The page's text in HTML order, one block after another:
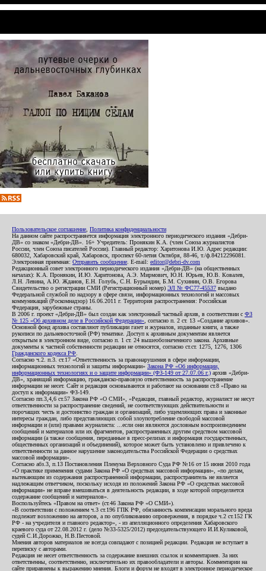
Пользовательское соглашение Политика конфиденциальности
На данном сайте распространяется информация электронного периодического издания «Дебри-
ДВ» со знаком «Дебри-ДВ». 16+ Учредитель: Пронякин К.А. (член Союза журналистов
России, член Союза писателей России). Главный редактор: Харитонова И.Ю. Адрес редакции:
680032, Хабаровский край, Хабаровск, проспект 60-летия Октября, 88-46, т./ф.84212296081.
Электронная приемная: Отправить сообщение . E-mail: editor@debri-dv.com
Редакционный совет электронного периодического издания «Дебри-ДВ» (на общественных
началах): К.А. Пронякин, И.Ю. Харитонова, А.Э. Мирмович, Ю.Н. Юрьев, Ю.В. Ковалев,
Л.Н. Левина, А.Ю. Жданов, Е.Н. Голубь, С.Н. Бурындин, Б.М. Сухинин, О.В. Егорова
Свидетельство о регистрации СМИ (Регистрационный номер) ЭЛ № ФС77-45537 выдано
Федеральной службой по надзору в сфере связи, информационных технологий и массовых
коммуникаций (Роскомнадзор) 16.06.2011 г. Территория распространения: Российская
Федерация, зарубежные страны.
В 2006 г. проект «Дебри-ДВ» был создан как электронный частный архив, в соответствии с ФЗ
№ 125 «Об архивном деле в Российской Федерации» , согласно п. 2 ст. 13 «Создание архивов».
Основной фонд архива составляют публикации газет и журналов, изданные книги, а также
рукописи по дальневосточной (РФ) тематике. Доступ к архивным документам является
открытым в электронном виде, согласно п. 1 ст. 24 вышеобозначенного закона. Архивные
документы к частной собственности редакции не относятся, согласно ст.ст. 1275, 1276, 1306
Гражданского кодекса РФ
Согласно ч.2. п.3. ст.17 «Ответственность за правонарушения в сфере информации,
информационных технологий и защиты информации» Закона РФ «Об информации,
информационных технологиях и о защите информации» (ФЗ-149 от 27.07.06 г.) архив «Дебри-
ДВ», хранящий информацию, гражданско-правовую ответственность за распространение
информации не несет. Сайт и редакция основываются и работают на основании ст.8 «Право на
доступ к информации» ФЗ-149.
Согласно пп.3,4,6 ст.57 Закона РФ «О СМИ», «Редакция, главный редактор, журналист не несут
ответственности за распространение сведений, не соответствующих действительности и
порочащих честь и достоинство граждан и организаций, либо ущемляющих права и законные
интересы граждан, либо представляющих собой злоупотребление свободой массовой
информации и (или) правами журналиста: ...если они являются дословным воспроизведением
сообщений и материалов или их фрагментов, распространенных другим средством массовой
информации (а также сообщения, переданные в пресс-релизах и информация государственных,
общественных организаций и объединений), которое может быть установлено и привлечено к
ответственности за данное нарушение законодательства Российской Федерации о средствах
массовой информации».
Согласно абз.3, п.13 Постановления Пленума Верховного Суда РФ №16 от 15 июня 2010 года
«О практике применения судами Закона РФ «О средствах массовой информации», «по делам,
вытекающим из содержания распространенной информации, распространитель не является
надлежащим ответчиком, поскольку исходя из положений Закона РФ «О средствах массовой
информации» не вправе вмешиваться в деятельность редакции, в ходе которой определяется
содержание сообщений и материалов».
Воспользуйтесь «Правом на ответ» (ст.46 Закона РФ «О СМИ»).
«В соответствии с положением ч.3 ст.196 ГПК РФ, обязанность компенсации морального вреда
подлежит возложению на авторов, а по опубликованию опровержения, в порядке ч.2 ст.152 ГК
РФ - на учредителя и главного редактор», - из апелляционного определения Хабаровского
краевого суда от 22.08.2012 г. (дело №33-5325/2012) председательствующего И.И.Куликовой,
судей С.И.Дорожко, Н.В.Пестовой.
Мнения авторов материалов не всегда совпадают с позицией редакции. Редакция не вступает в
переписку с авторами.
Редакция не несет ответственность за содержание внешних ссылок и комментариев. За них
ответственны, соответственно, исключительно их правообладатели и авторы. Комментарии на
сайте приравнены к выражению мнения. Блоги и форум не входят в электронное периодическое